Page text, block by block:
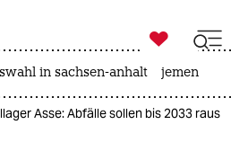
zahl ich
ich

taz zahl ich
in sachsen-anhalt jemen
Asse: Abfälle sollen bis 2033 raus